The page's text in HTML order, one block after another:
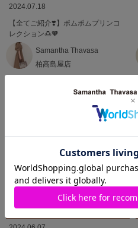
2024.07.18
【全てご紹介❣️】ポムポムプリンコ
レクション🍮🧡
Samantha Thavasa
柏高島屋店